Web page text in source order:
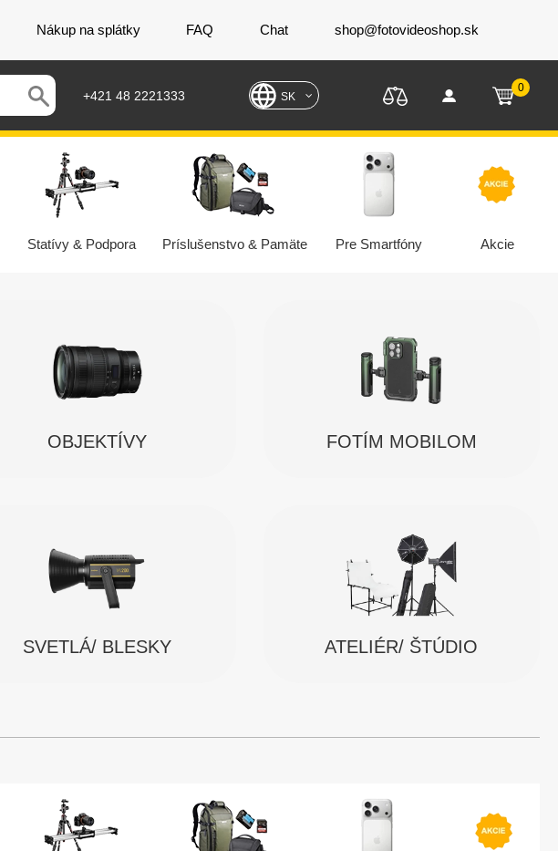
Nákup na splátky FAQ Chat shop@fotovideoshop.sk
+421 48 2221333 SK
0
Statívy & Podpora Príslušenstvo & Pamäte Pre Smartfóny Akcie
OBJEKTÍVY FOTÍM MOBILOM
SVETLÁ/ BLESKY ATELIÉR/ ŠTÚDIO